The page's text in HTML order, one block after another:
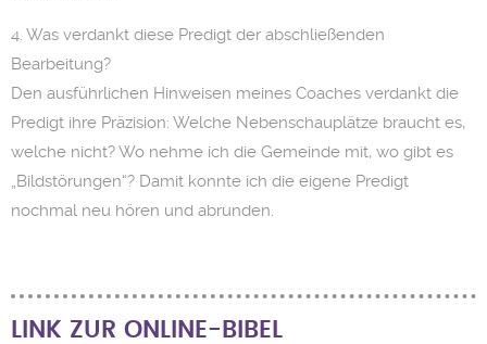
4. Was verdankt diese Predigt der abschließenden
Bearbeitung?
Den ausführlichen Hinweisen meines Coaches verdankt die
Predigt ihre Präzision: Welche Nebenschauplätze braucht es,
welche nicht? Wo nehme ich die Gemeinde mit, wo gibt es
„Bildstörungen“? Damit konnte ich die eigene Predigt
nochmal neu hören und abrunden.
LINK ZUR ONLINE-BIBEL